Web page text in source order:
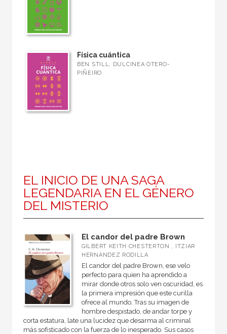
Física cuántica
BEN STILL, DULCINEA OTERO-
PIÑEIRO
EL INICIO DE UNA SAGA
LEGENDARIA EN EL GÉNERO
DEL MISTERIO
El candor del padre Brown
GILBERT KEITH CHESTERTON , ITZIAR
HERNÁNDEZ RODILLA
El candor del padre Brown, ese velo
perfecto para quien ha aprendido a
mirar donde otros solo ven oscuridad, es
la primera impresión que este curilla
ofrece al mundo. Tras su imagen de
hombre despistado, de andar torpe y
corta estatura, late una lucidez que desarma al criminal
más sofisticado con la fuerza de lo inesperado. Sus casos